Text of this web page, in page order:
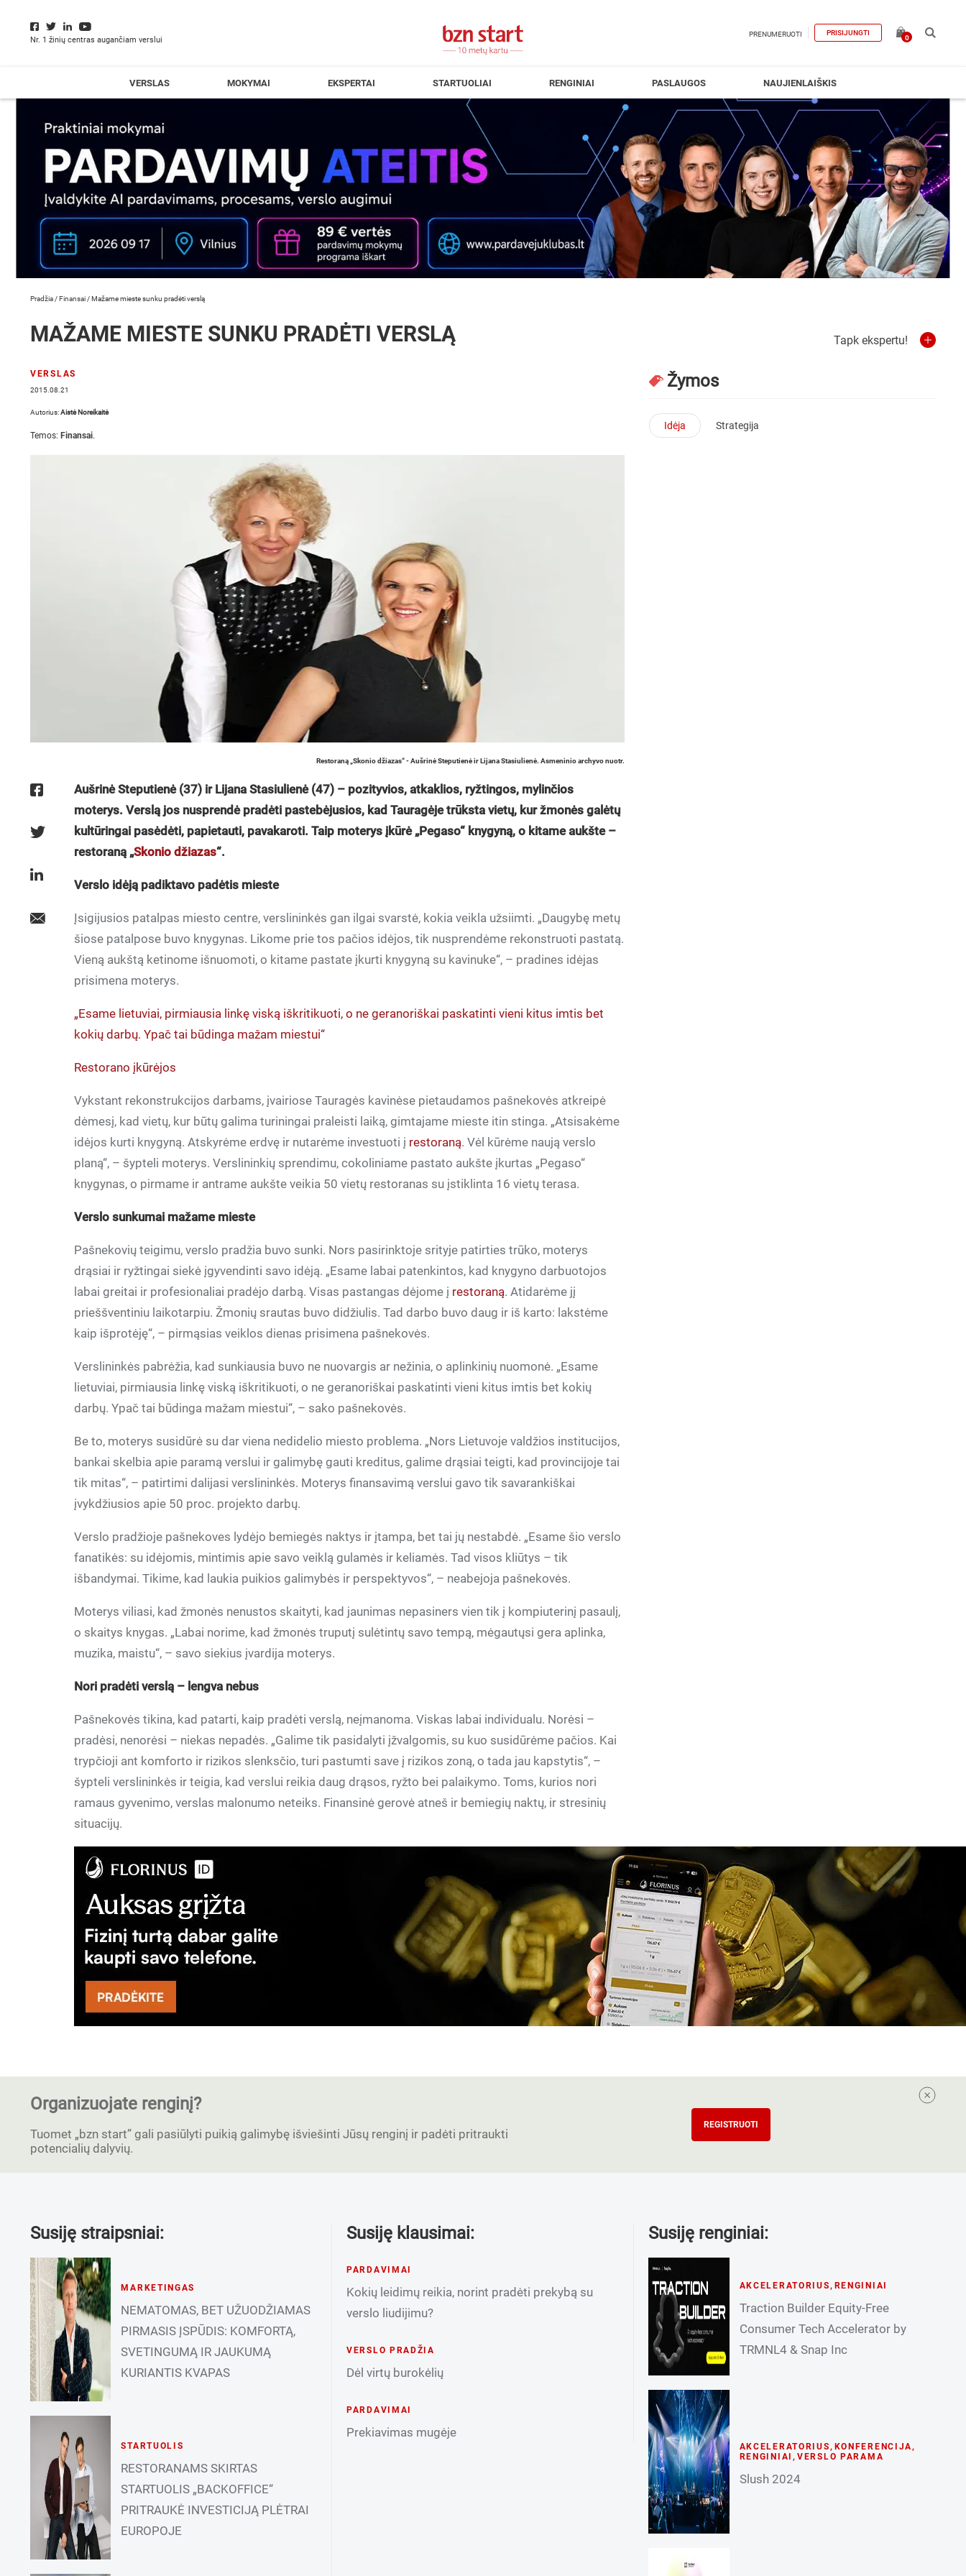
Nr. 1 žinių centras augančiam verslui
PRENUMERUOTI PRISIJUNGTI
0
VERSLAS MOKYMAI EKSPERTAI STARTUOLIAI RENGINIAI PASLAUGOS NAUJIENLAIŠKIS
Pradžia /Finansai /Mažame mieste sunku pradėti verslą
MAŽAME MIESTE SUNKU PRADĖTI VERSLĄ
VERSLAS
2015.08.21
Autorius:Aistė Noreikaitė
Temos: Finansai.
Restoraną „Skonio džiazas“ - Aušrinė Steputienė ir Lijana Stasiulienė. Asmeninio archyvo nuotr.
Aušrinė Steputienė (37) ir Lijana Stasiulienė (47) – pozityvios, atkaklios, ryžtingos, mylinčios
moterys. Verslą jos nusprendė pradėti pastebėjusios, kad Tauragėje trūksta vietų, kur žmonės galėtų
kultūringai pasėdėti, papietauti, pavakaroti. Taip moterys įkūrė „Pegaso“ knygyną, o kitame aukšte –
restoraną „Skonio džiazas“.
Verslo idėją padiktavo padėtis mieste
Įsigijusios patalpas miesto centre, verslininkės gan ilgai svarstė, kokia veikla užsiimti. „Daugybę metų
šiose patalpose buvo knygynas. Likome prie tos pačios idėjos, tik nusprendėme rekonstruoti pastatą.
Vieną aukštą ketinome išnuomoti, o kitame pastate įkurti knygyną su kavinuke“, – pradines idėjas
prisimena moterys.
„Esame lietuviai, pirmiausia linkę viską iškritikuoti, o ne geranoriškai paskatinti vieni kitus imtis bet
kokių darbų. Ypač tai būdinga mažam miestui“
Restorano įkūrėjos
Vykstant rekonstrukcijos darbams, įvairiose Tauragės kavinėse pietaudamos pašnekovės atkreipė
dėmesį, kad vietų, kur būtų galima turiningai praleisti laiką, gimtajame mieste itin stinga. „Atsisakėme
idėjos kurti knygyną. Atskyrėme erdvę ir nutarėme investuoti į restoraną. Vėl kūrėme naują verslo
planą“, – šypteli moterys. Verslininkių sprendimu, cokoliniame pastato aukšte įkurtas „Pegaso“
knygynas, o pirmame ir antrame aukšte veikia 50 vietų restoranas su įstiklinta 16 vietų terasa.
Verslo sunkumai mažame mieste
Pašnekovių teigimu, verslo pradžia buvo sunki. Nors pasirinktoje srityje patirties trūko, moterys
drąsiai ir ryžtingai siekė įgyvendinti savo idėją. „Esame labai patenkintos, kad knygyno darbuotojos
labai greitai ir profesionaliai pradėjo darbą. Visas pastangas dėjome į restoraną. Atidarėme jį
prieššventiniu laikotarpiu. Žmonių srautas buvo didžiulis. Tad darbo buvo daug ir iš karto: lakstėme
kaip išprotėję“, – pirmąsias veiklos dienas prisimena pašnekovės.
Verslininkės pabrėžia, kad sunkiausia buvo ne nuovargis ar nežinia, o aplinkinių nuomonė. „Esame
lietuviai, pirmiausia linkę viską iškritikuoti, o ne geranoriškai paskatinti vieni kitus imtis bet kokių
darbų. Ypač tai būdinga mažam miestui“, – sako pašnekovės.
Be to, moterys susidūrė su dar viena nedidelio miesto problema. „Nors Lietuvoje valdžios institucijos,
bankai skelbia apie paramą verslui ir galimybę gauti kreditus, galime drąsiai teigti, kad provincijoje tai
tik mitas“, – patirtimi dalijasi verslininkės. Moterys finansavimą verslui gavo tik savarankiškai
įvykdžiusios apie 50 proc. projekto darbų.
Verslo pradžioje pašnekoves lydėjo bemiegės naktys ir įtampa, bet tai jų nestabdė. „Esame šio verslo
fanatikės: su idėjomis, mintimis apie savo veiklą gulamės ir keliamės. Tad visos kliūtys – tik
išbandymai. Tikime, kad laukia puikios galimybės ir perspektyvos“, – neabejoja pašnekovės.
Moterys viliasi, kad žmonės nenustos skaityti, kad jaunimas nepasiners vien tik į kompiuterinį pasaulį,
o skaitys knygas. „Labai norime, kad žmonės truputį sulėtintų savo tempą, mėgautųsi gera aplinka,
muzika, maistu“, – savo siekius įvardija moterys.
Nori pradėti verslą – lengva nebus
Pašnekovės tikina, kad patarti, kaip pradėti verslą, neįmanoma. Viskas labai individualu. Norėsi –
pradėsi, nenorėsi – niekas nepadės. „Galime tik pasidalyti įžvalgomis, su kuo susidūrėme pačios. Kai
trypčioji ant komforto ir rizikos slenksčio, turi pastumti save į rizikos zoną, o tada jau kapstytis“, –
šypteli verslininkės ir teigia, kad verslui reikia daug drąsos, ryžto bei palaikymo. Toms, kurios nori
ramaus gyvenimo, verslas malonumo neteiks. Finansinė gerovė atneš ir bemiegių naktų, ir stresinių
situacijų.
Tapk ekspertu!
Žymos
Idėja Strategija
Organizuojate renginį?
Tuomet „bzn start” gali pasiūlyti puikią galimybę išviešinti Jūsų renginį ir padėti pritraukti
potencialių dalyvių.
REGISTRUOTI
Susiję straipsniai:
MARKETINGAS
NEMATOMAS, BET UŽUODŽIAMAS
PIRMASIS ĮSPŪDIS: KOMFORTĄ,
SVETINGUMĄ IR JAUKUMĄ
KURIANTIS KVAPAS
STARTUOLIS
RESTORANAMS SKIRTAS
STARTUOLIS „BACKOFFICE“
PRITRAUKĖ INVESTICIJĄ PLĖTRAI
EUROPOJE
Susiję klausimai:
PARDAVIMAI
Kokių leidimų reikia, norint pradėti prekybą su
verslo liudijimu?
VERSLO PRADŽIA
Dėl virtų burokėlių
PARDAVIMAI
Prekiavimas mugėje
Susiję renginiai:
AKCELERATORIUS , RENGINIAI
Traction Builder Equity-Free
Consumer Tech Accelerator by
TRMNL4 & Snap Inc
AKCELERATORIUS , KONFERENCIJA ,
RENGINIAI , VERSLO PARAMA
Slush 2024